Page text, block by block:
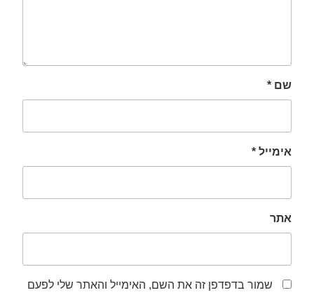
שם *
אימייל *
אתר
שמור בדפדפן זה את השם, האימייל והאתר שלי לפעם